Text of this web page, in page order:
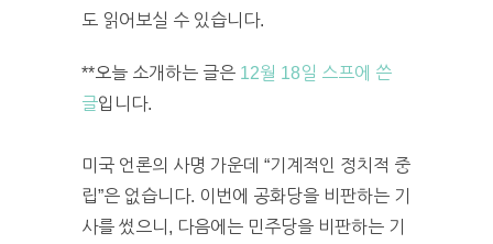
도 읽어보실 수 있습니다.
**오늘 소개하는 글은 12월 18일 스프에 쓴
글입니다.
미국 언론의 사명 가운데 “기계적인 정치적 중
립”은 없습니다. 이번에 공화당을 비판하는 기
사를 썼으니, 다음에는 민주당을 비판하는 기